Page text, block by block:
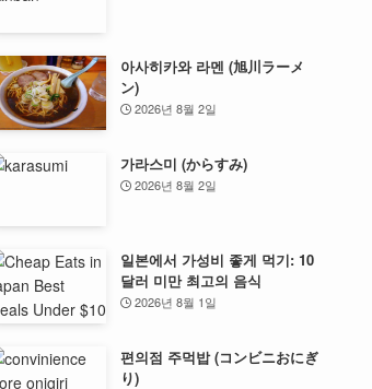
아사히카와 라멘 (旭川ラーメ
ン)
2026년 8월 2일
가라스미 (からすみ)
2026년 8월 2일
일본에서 가성비 좋게 먹기: 10
달러 미만 최고의 음식
2026년 8월 1일
편의점 주먹밥 (コンビニおにぎ
り)